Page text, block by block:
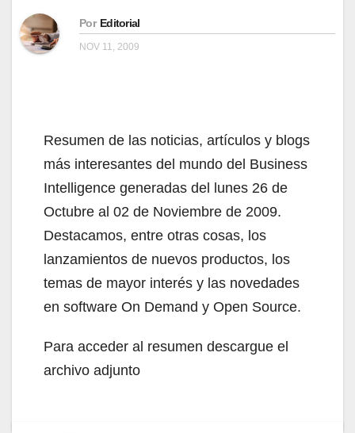
Por Editorial
NOV 11, 2009
Resumen de las noticias, artículos y blogs
más interesantes del mundo del Business
Intelligence generadas del lunes 26 de
Octubre al 02 de Noviembre de 2009.
Destacamos, entre otras cosas, los
lanzamientos de nuevos productos, los
temas de mayor interés y las novedades
en software On Demand y Open Source.
Para acceder al resumen descargue el
archivo adjunto